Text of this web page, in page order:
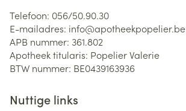
Telefoon: 056/50.90.30
E-mailadres: info@apotheekpopelier.be
APB nummer: 361.802
Apotheek titularis: Popelier Valerie
BTW nummer: BE0439163936
Nuttige links